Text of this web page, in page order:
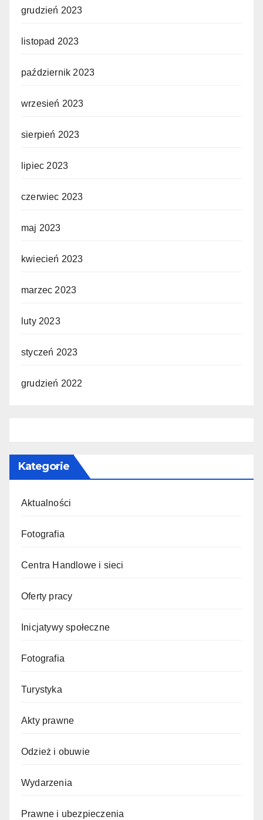
grudzień 2023
listopad 2023
październik 2023
wrzesień 2023
sierpień 2023
lipiec 2023
czerwiec 2023
maj 2023
kwiecień 2023
marzec 2023
luty 2023
styczeń 2023
grudzień 2022
Kategorie
Aktualności
Fotografia
Centra Handlowe i sieci
Oferty pracy
Inicjatywy społeczne
Fotografia
Turystyka
Akty prawne
Odzież i obuwie
Wydarzenia
Prawne i ubezpieczenia